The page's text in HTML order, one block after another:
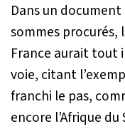
Dans un
sommes procurés,
France aurait tout
voie, citant
franchi le pas,
encore l’Afrique du